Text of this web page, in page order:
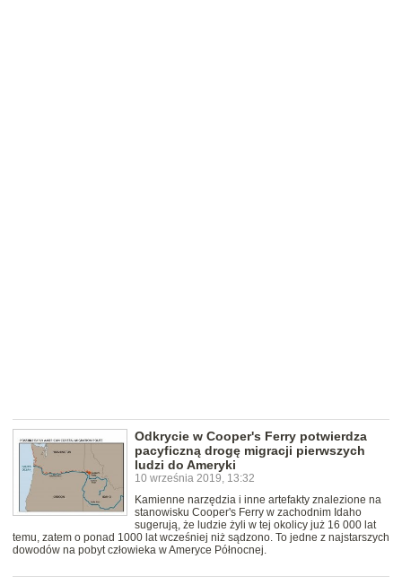
Odkrycie w Cooper's Ferry potwierdza
pacyficzną drogę migracji pierwszych
ludzi do Ameryki
10 września 2019, 13:32
Kamienne narzędzia i inne artefakty znalezione na
stanowisku Cooper's Ferry w zachodnim Idaho
sugerują, że ludzie żyli w tej okolicy już 16 000 lat
temu, zatem o ponad 1000 lat wcześniej niż sądzono. To jedne z najstarszych
dowodów na pobyt człowieka w Ameryce Północnej.